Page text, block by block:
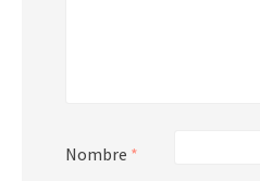
Nombre *